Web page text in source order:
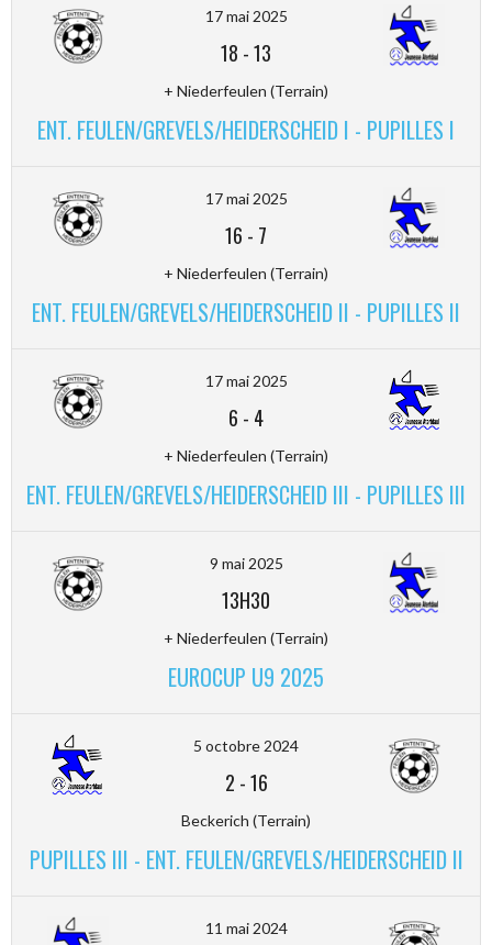
17 mai 2025
18 -13
+ Niederfeulen (Terrain)
ENT. FEULEN/GREVELS/HEIDERSCHEID I - PUPILLES I
17 mai 2025
16 - 7
+ Niederfeulen (Terrain)
ENT. FEULEN/GREVELS/HEIDERSCHEID II - PUPILLES II
17 mai 2025
6 - 4
+ Niederfeulen (Terrain)
ENT. FEULEN/GREVELS/HEIDERSCHEID III - PUPILLES III
9 mai 2025
13H30
+ Niederfeulen (Terrain)
EUROCUP U9 2025
5 octobre 2024
2 -16
Beckerich (Terrain)
PUPILLES III - ENT. FEULEN/GREVELS/HEIDERSCHEID II
11 mai 2024